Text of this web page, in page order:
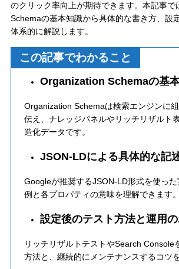
のクリック率向上が期待できます。本記事で
Schemaの基本知識から具体的な書き方、設
体系的に解説します。
この記事でわかること
Organization Schemaの基
Organization Schemaは検索エンジンに
伝え、ナレッジパネルやリッチリザルト
造化データです。
JSON-LDによる具体的な記
Googleが推奨するJSON-LD形式を使っ
例と各プロパティの意味を理解できます。
設定後のテスト方法と運用
リッチリザルトテストやSearch Console
方法と、継続的にメンテナンスするコツ